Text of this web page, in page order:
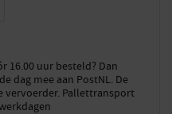
16.00 uur besteld? Dan
dag mee aan PostNL. De
vervoerder. Pallettransport